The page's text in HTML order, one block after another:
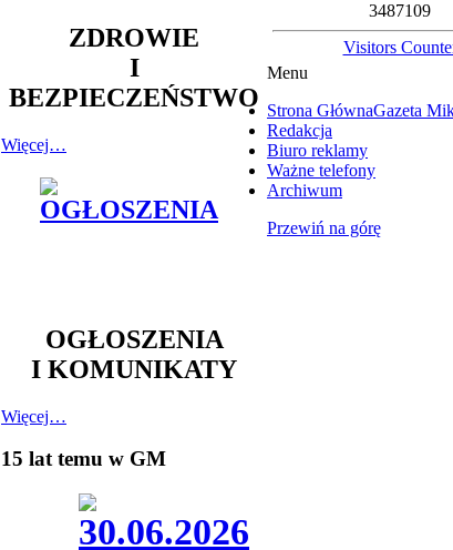
ZDROWIE
I
BEZPIECZEŃSTWO
Więcej…
OGŁOSZENIA
I KOMUNIKATY
Więcej…
15 lat temu w GM
3487109
Visitors
Menu
Strona GłównaGazeta
Redakcja
Biuro reklamy
Ważne telefony
Archiwum
Przewiń na górę